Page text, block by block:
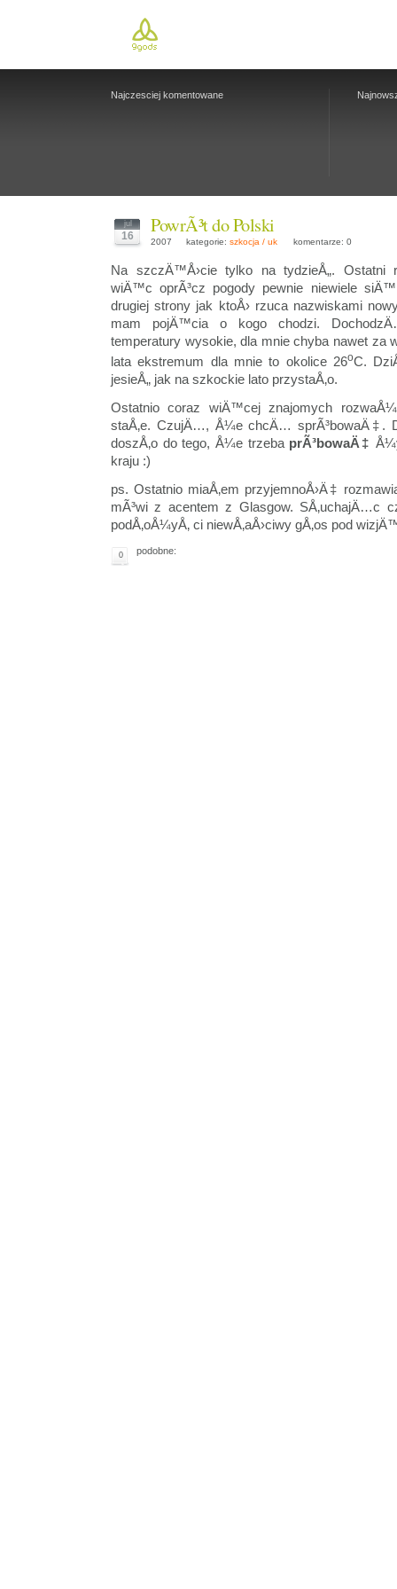
Najczesciej komentowane
jul
16 PowrÃ³t do Polski
2007 kategorie: szkocja / uk komentarze: 0
Na szczÄ™Å›cie tylko na tydzieÅ„. Ostatni
wiÄ™c oprÃ³cz pogody pewnie niewiele
drugiej strony jak ktoÅ› rzuca nazwiskami
mam pojÄ™cia o kogo chodzi.
temperatury wysokie, dla mnie chyba nawet za
lata ekstremum dla mnie to okolice 26oC.
jesieÅ„ jak na szkockie lato przystaÅ‚o.
Ostatnio coraz wiÄ™cej znajomych
staÅ‚e. CzujÄ…, Å¼e chcÄ… sprÃ³bowaÄ‡.
doszÅ‚o do tego, Å¼e trzeba prÃ³bowaÄ‡
kraju :)
ps. Ostatnio miaÅ‚em przyjemnoÅ›Ä‡
mÃ³wi z acentem z Glasgow. SÅ‚uchajÄ…c
podÅ‚oÅ¼yÅ‚ ci niewÅ‚aÅ›ciwy gÅ‚os pod
0 podobne: